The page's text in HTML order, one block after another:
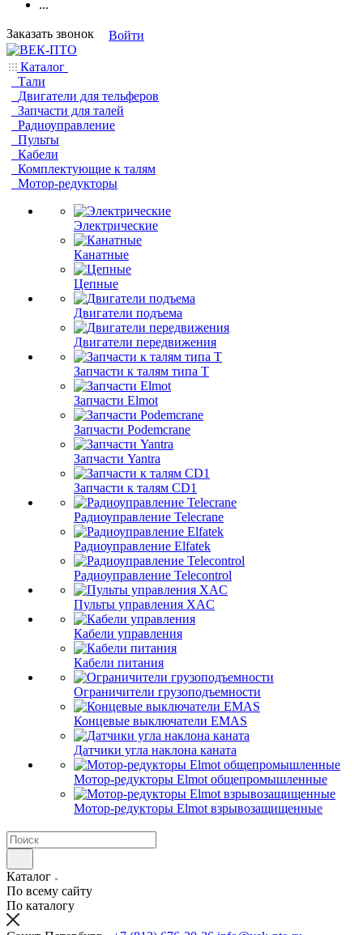
...
Заказать звонок Войти
Каталог
Тали
Двигатели для тельферов
Запчасти для талей
Радиоуправление
Пульты
Кабели
Комплектующие к талям
Мотор-редукторы
Электрические
Канатные
Цепные
Двигатели подъема
Двигатели передвижения
Запчасти к талям типа Т
Запчасти Elmot
Запчасти Podemcrane
Запчасти Yantra
Запчасти к талям CD1
Радиоуправление Telecrane
Радиоуправление Elfatek
Радиоуправление Telecontrol
Пульты управления XAC
Кабели управления
Кабели питания
Ограничители грузоподъемности
Концевые выключатели EMAS
Датчики угла наклона каната
Мотор-редукторы Elmot общепромышленные
Мотор-редукторы Elmot взрывозащищенные
Каталог
По всему сайту
По каталогу